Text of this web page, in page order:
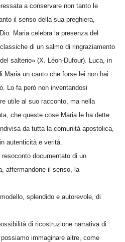
a conservare non tanto le
il senso della sua preghiera,
Maria celebra la presenza del
di un salmo di ringraziamento
salterio» (X. Léon-Dufour). Luca, in
Maria un canto che forse lei non hai
Lo fa però non inventandosi
utile al suo racconto, ma nella
che queste cose Maria le ha dette
da tutta la comunità apostolica,
autenticità e verità.
resoconto documentato di un
affermandone il senso, la
splendido e autorevole, di
di ricostruzione narrativa di
immaginare altre, come